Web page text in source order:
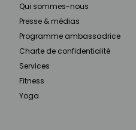
Qui sommes-nous
Presse & médias
Programme ambassadrice
Charte de confidentialité
Services
Fitness
Yoga